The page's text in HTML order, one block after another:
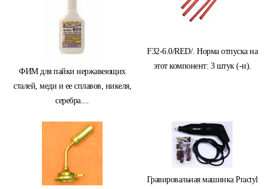
ФИМ для пайки нержавеющих
сталей, меди и еe сплавов, никеля,
серебра....
F32-6.0/RED/. Норма отпуска на
этот компонент: 3 штук (-и).
Гравировальная машинка Practyl